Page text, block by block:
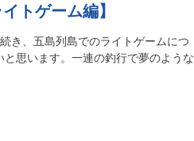
トゲーム編】
き、五島列島でのライトゲームにつ
思います。一連の釣行で夢のような